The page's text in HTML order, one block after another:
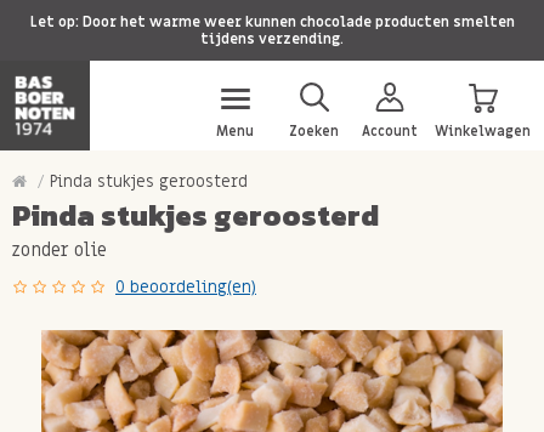
Let op: Door het warme weer kunnen chocolade producten smelten
tijdens verzending.
Menu Zoeken Account Winkelwagen
Pinda stukjes geroosterd
Pinda stukjes geroosterd
zonder olie
0 beoordeling(en)